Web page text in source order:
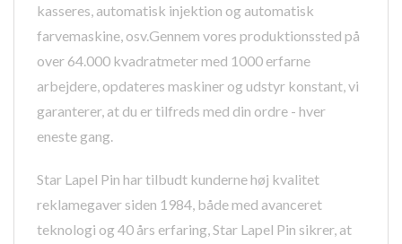
kasseres, automatisk injektion og automatisk
farvemaskine, osv.Gennem vores produktionssted på
over 64.000 kvadratmeter med 1000 erfarne
arbejdere, opdateres maskiner og udstyr konstant, vi
garanterer, at du er tilfreds med din ordre - hver
eneste gang.
Star Lapel Pin har tilbudt kunderne høj kvalitet
reklamegaver siden 1984, både med avanceret
teknologi og 40 års erfaring, Star Lapel Pin sikrer, at